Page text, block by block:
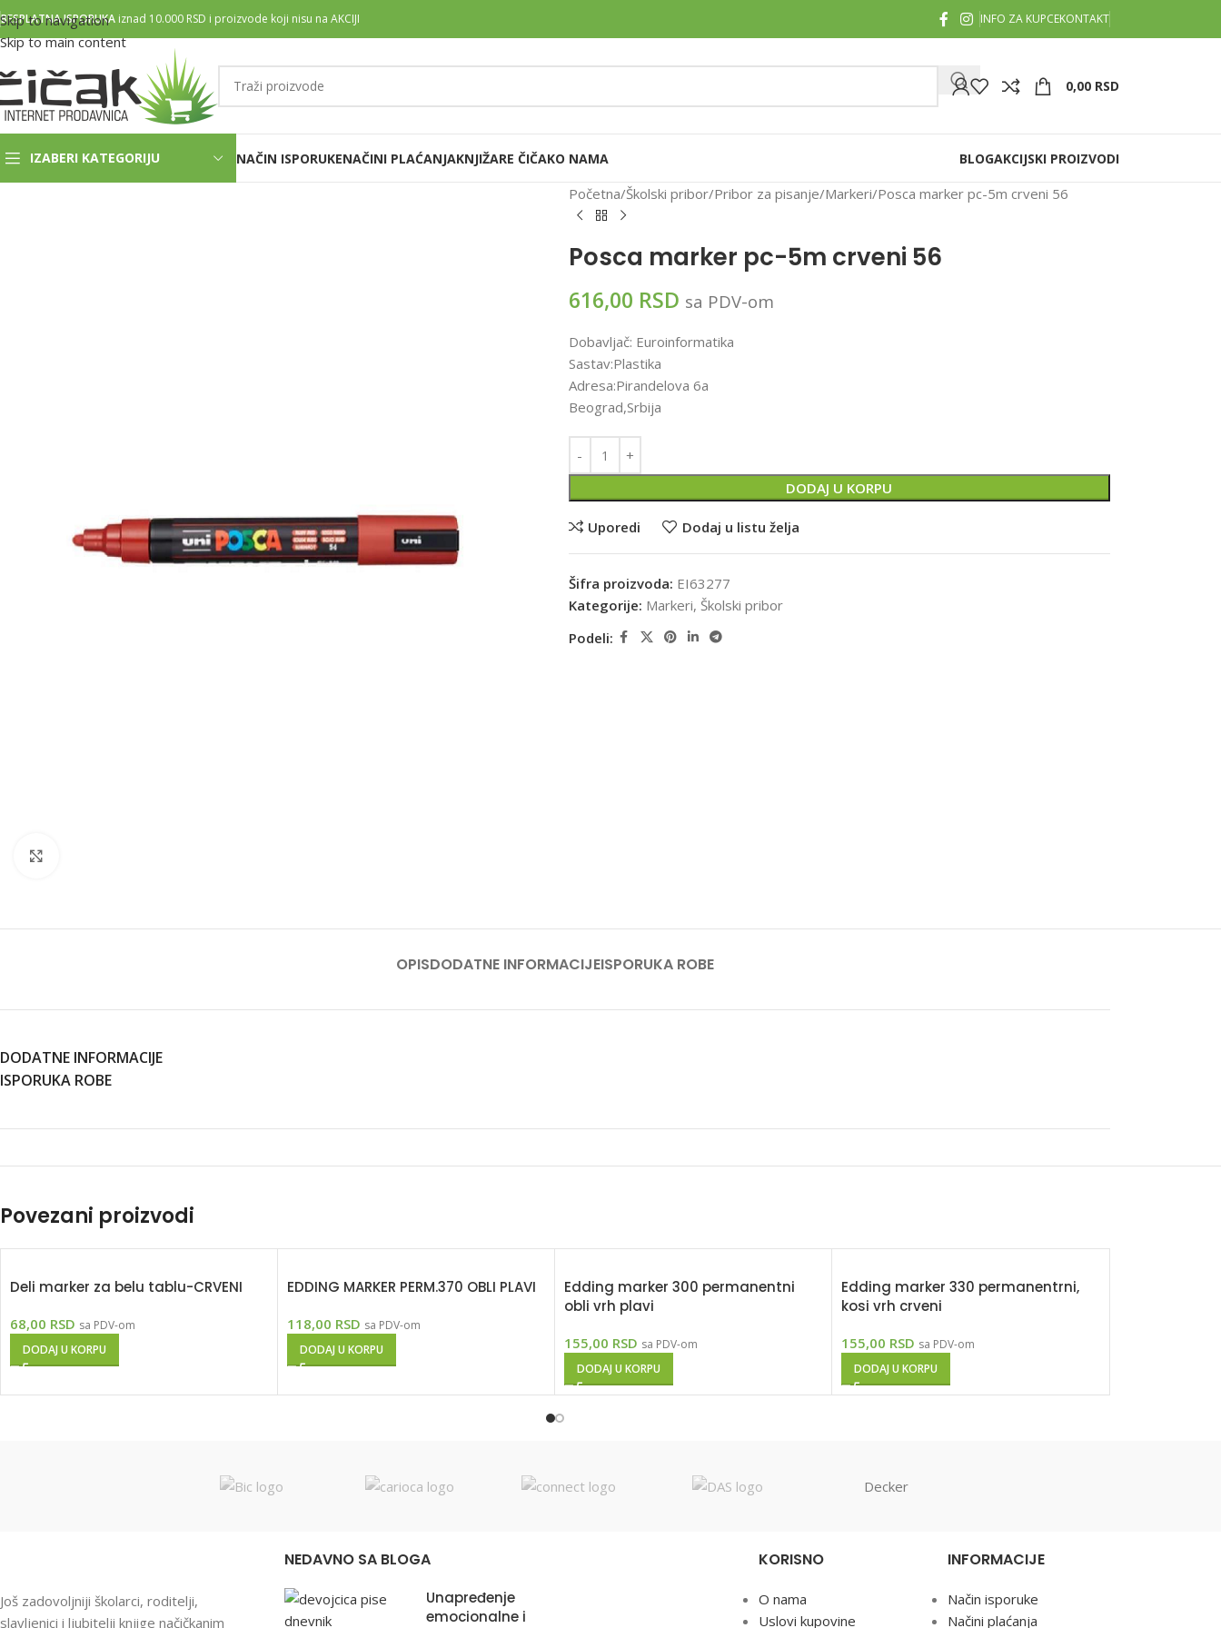
Skip to navigation
Skip to main content
BESPLATNA ISPORUKA iznad 10.000 RSD i proizvode koji nisu na AKCIJI INFO ZA KUPCEKONTAKT
0,00 RSD
IZABERI KATEGORIJU NAČIN ISPORUKENAČINI PLAĆANJAKNJIŽARE ČIČAKO NAMA BLOGAKCIJSKI PROIZVODI
Početna Školski pribor Pribor za pisanje Markeri Posca marker pc-5m crveni 56
Posca marker pc-5m crveni 56
616,00 RSD sa PDV-om
Dobavljač: Euroinformatika
Sastav:Plastika
Adresa:Pirandelova 6a
Beograd,Srbija
DODAJ U KORPU
Uporedi Dodaj u listu želja
Šifra proizvoda: EI63277
Kategorije: Markeri, Školski pribor
Podeli:
OPISDODATNE INFORMACIJEISPORUKA ROBE
DODATNE INFORMACIJE
ISPORUKA ROBE
Povezani proizvodi
Deli marker za belu tablu-CRVENI
68,00 RSD sa PDV-om
DODAJ U KORPU
EDDING MARKER PERM.370 OBLI PLAVI
118,00 RSD sa PDV-om
DODAJ U KORPU
Edding marker 300 permanentni
obli vrh plavi
155,00 RSD sa PDV-om
DODAJ U KORPU
Edding marker 330 permanentrni,
kosi vrh crveni
155,00 RSD sa PDV-om
DODAJ U KORPU
Decker
Još zadovoljniji školarci, roditelji,
slavljenici i ljubitelji knjige načičkanim
NEDAVNO SA BLOGA
Unapređenje
emocionalne i
KORISNO
O nama
Uslovi kupovine
INFORMACIJE
Način isporuke
Načini plaćanja